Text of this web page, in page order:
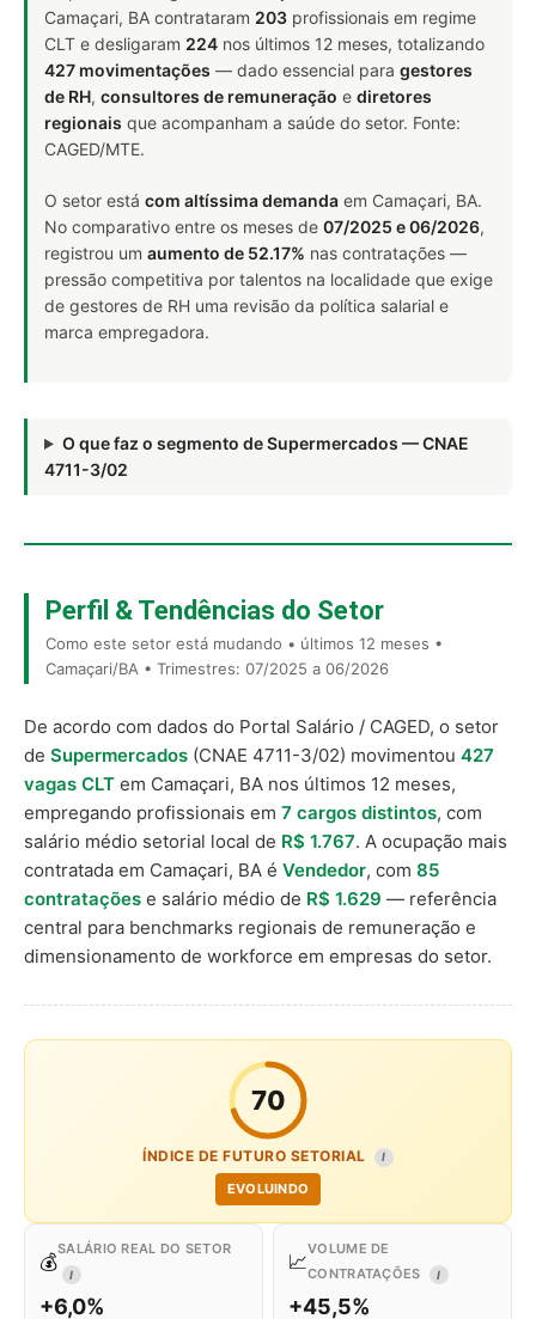
Camaçari, BA contrataram 203 profissionais em regime
CLT e desligaram 224 nos últimos 12 meses, totalizando
427 movimentações — dado essencial para gestores
de RH, consultores de remuneração e diretores
regionais que acompanham a saúde do setor. Fonte:
CAGED/MTE.
O setor está com altíssima demanda em Camaçari, BA.
No comparativo entre os meses de 07/2025 e 06/2026,
registrou um aumento de 52.17% nas contratações —
pressão competitiva por talentos na localidade que exige
de gestores de RH uma revisão da política salarial e
marca empregadora.
O que faz o segmento de Supermercados — CNAE
4711-3/02
Perfil & Tendências do Setor
Como este setor está mudando • últimos 12 meses •
Camaçari/BA • Trimestres: 07/2025 a 06/2026
De acordo com dados do Portal Salário / CAGED, o setor
de Supermercados (CNAE 4711-3/02) movimentou 427
vagas CLT em Camaçari, BA nos últimos 12 meses,
empregando profissionais em 7 cargos distintos, com
salário médio setorial local de R$ 1.767. A ocupação mais
contratada em Camaçari, BA é Vendedor, com 85
contratações e salário médio de R$ 1.629 — referência
central para benchmarks regionais de remuneração e
dimensionamento de workforce em empresas do setor.
70
ÍNDICE DE FUTURO SETORIAL I
EVOLUINDO
💰
SALÁRIO REAL DO SETOR
I
+6,0%
📈
VOLUME DE
CONTRATAÇÕES
I
+45,5%